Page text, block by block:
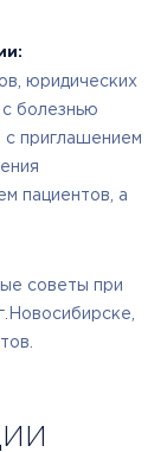
юридических
с болезнью
с приглашением
пациентов, а
советы при